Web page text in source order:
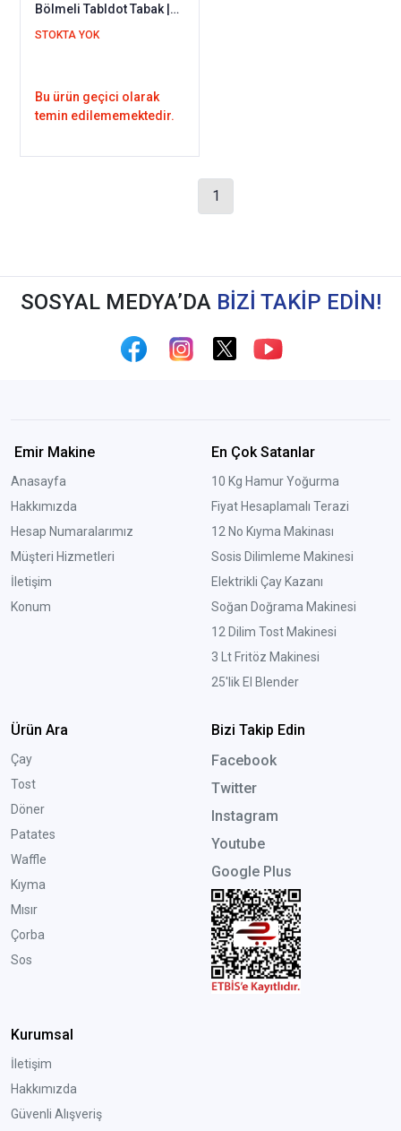
Bölmeli Tabldot Tabak |
Kırılmaz Yemekhane
STOKTA YOK
Bu ürün geçici olarak
temin edilememektedir.
1
SOSYAL MEDYA’DA BİZİ TAKİP EDİN!
Emir Makine
Anasayfa
Hakkımızda
Hesap Numaralarımız
Müşteri Hizmetleri
İletişim
Konum
En Çok Satanlar
10 Kg Hamur Yoğurma
Fiyat Hesaplamalı Terazi
12 No Kıyma Makinası
Sosis Dilimleme Makinesi
Elektrikli Çay Kazanı
Soğan Doğrama Makinesi
12 Dilim Tost Makinesi
3 Lt Fritöz Makinesi
25'lik El Blender
Ürün Ara
Çay
Tost
Döner
Patates
Waffle
Kıyma
Mısır
Çorba
Sos
Bizi Takip Edin
Facebook
Twitter
Instagram
Youtube
Google Plus
Kurumsal
İletişim
Hakkımızda
Güvenli Alışveriş